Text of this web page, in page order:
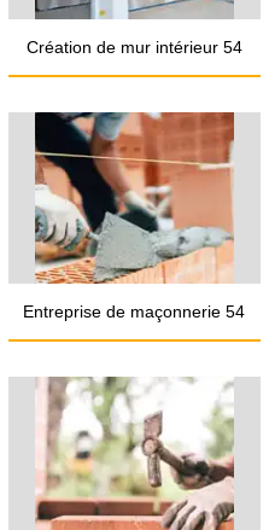
Création de mur intérieur 54
Entreprise de maçonnerie 54